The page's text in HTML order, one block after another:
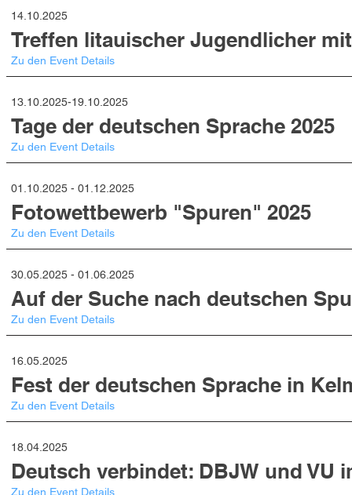
14.10.2025
Treffen litauischer Jugendlicher
Zu den Event Details
13.10.2025-19.10.2025
Tage der deutschen Sprache 2025
Zu den Event Details
01.10.2025 - 01.12.2025
Fotowettbewerb "Spuren" 2025
Zu den Event Details
30.05.2025 - 01.06.2025
Auf der Suche nach deutschen
Zu den Event Details
16.05.2025
Fest der deutschen Sprache in
Zu den Event Details
18.04.2025
Deutsch verbindet: DBJW und VU
Zu den Event Details